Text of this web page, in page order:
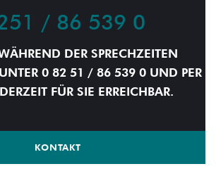
/ 86 539 0
DER SPRECHZEITEN
0 82 51 / 86 539 0 UND PER
FÜR SIE ERREICHBAR.
KONTAKT